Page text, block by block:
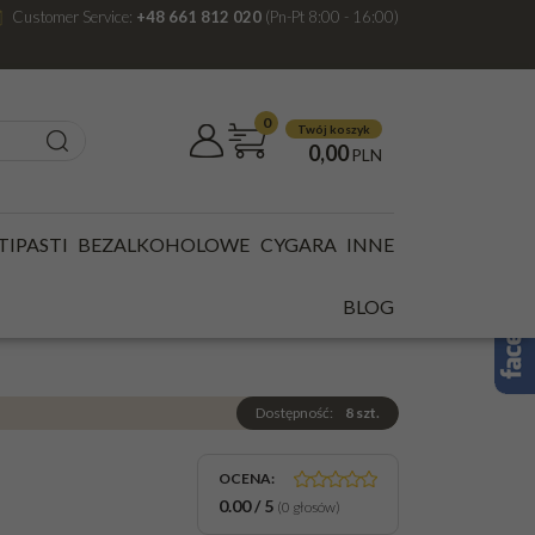
Customer Service: +48 661 812 020 (Pn-Pt 8:00 - 16:00)
0 Twój koszyk
0,00 PLN
BEZALKOHOLOWE CYGARA INNE
BLOG
MALT 0,7L 40%
Dostępność: 8 szt.
OCENA:
0.00/5 (0 głosów)